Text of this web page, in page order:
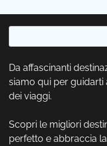
Da affascinanti
siamo qui per
dei viaggi.
Scopri le migliori
perfetto e abbraccia